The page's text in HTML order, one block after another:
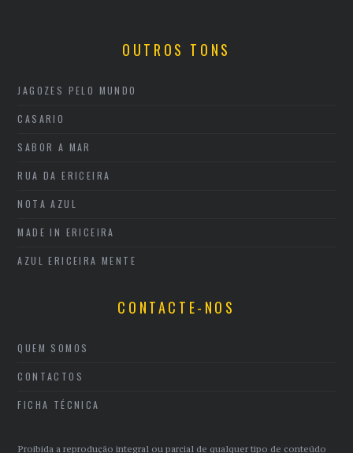
OUTROS TONS
JAGOZES PELO MUNDO
CASARIO
SABOR A MAR
RUA DA ERICEIRA
NOTA AZUL
MADE IN ERICEIRA
AZUL ERICEIRA MENTE
CONTACTE-NOS
QUEM SOMOS
CONTACTOS
FICHA TÉCNICA
Proibida a reprodução integral ou parcial de qualquer tipo de conteúdo